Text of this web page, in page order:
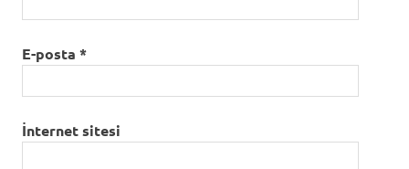
E-posta *
İnternet sitesi